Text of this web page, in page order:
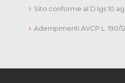
Sito conforme al D.lgs 10
Adempimenti AVCP L. 190/12